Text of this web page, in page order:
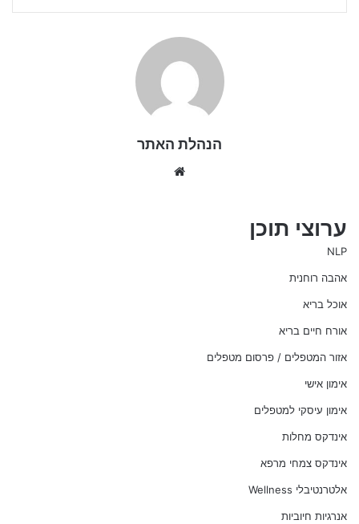
הנהלת האתר
ערוצי תוכן
NLP
אהבה רוחנית
אוכל בריא
אורח חיים בריא
אזור המטפלים / פרסום מטפלים
אימון אישי
אימון עיסקי למטפלים
אינדקס מחלות
אינדקס צמחי מרפא
אלטרנטיבלי Wellness
אנרגיות חיוביות